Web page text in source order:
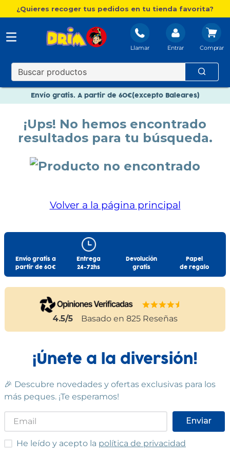
¿Quieres recoger tus pedidos en tu tienda favorita?
Llamar Entrar
Envío gratis. A partir de 60€(excepto Baleares)
Nuevo catálogo Aire Libre
Paga en 3 plazos sin intereses
¡Ups! No hemos encontrado
resultados para tu búsqueda.
Volver a la página principal
Envío gratis a
partir de 60€
Entrega
24-72hs
Devolución
gratis
Papel
de regalo
4.5/5 Basado en 825 Reseñas
¡Únete a la diversión!
🎉 Descubre novedades y ofertas exclusivas para los
más peques. ¡Te esperamos!
Enviar
He leído y acepto las condiciones
He leído y acepto la política de privacidad